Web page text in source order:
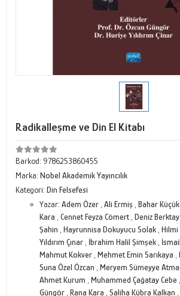
Radikalleşme ve Din El Kitabı
Barkod: 9786253860455
Marka: Nobel Akademik Yayıncılık
Kategori: Din Felsefesi
Yazar: Adem Özer Ali Ermiş Bahar Küçük
Kara
Cennet Feyza Cömert Deniz Berktay
Şahin
Hayrunnisa Dokuyucu Solak Hilmi
Yıldırım Çınar
İbrahim Halil Şimşek
Mahmut Kokver Mehmet Emin Sarıkaya
Suna Özel Özcan
Meryem Sümeyye
Ahmet Kurum
Muhammed Çağatay Cebe
Güngör Rana Kara Saliha Kübra Kalkan